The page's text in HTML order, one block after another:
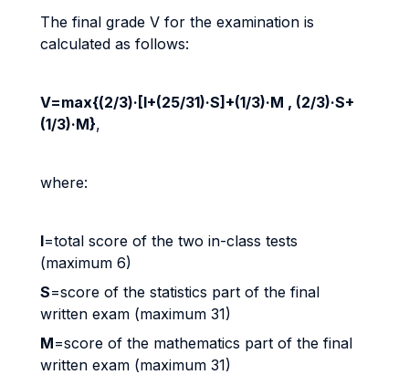
The final grade V for the examination is
calculated as follows:
V=max{(2/3)·[I+(25/31)·S]+(1/3)·M , (2/3)·S+
(1/3)·M},
where:
I=total score of the two in-class tests
(maximum 6)
S=score of the statistics part of the final
written exam (maximum 31)
M=score of the mathematics part of the final
written exam (maximum 31)